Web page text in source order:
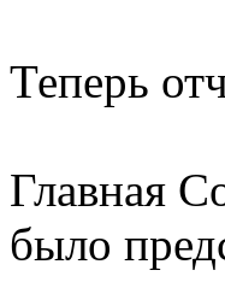
Теперь
Главная
было